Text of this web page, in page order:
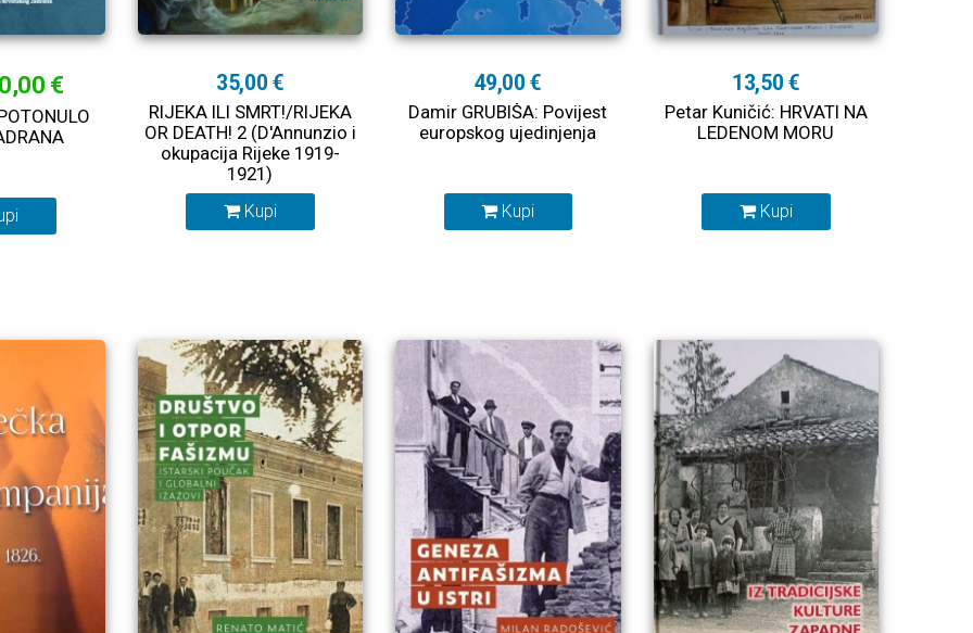
€ 35,00 €
RIJEKA ILI SMRT!/RIJEKA
OR DEATH! 2 (D'Annunzio i
okupacija Rijeke 1919-
1921)
Kupi
49,00 €
Damir GRUBIŠA: Povijest
europskog ujedinjenja
Kupi
13,50 €
Petar Kuničić: HRVATI NA
LEDENOM MORU
Kupi